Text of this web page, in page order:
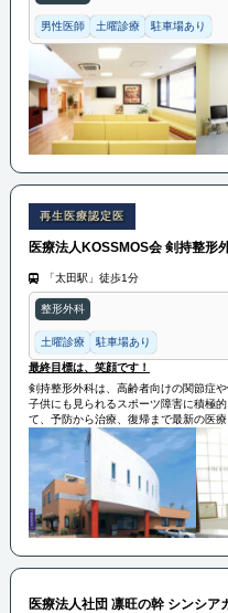
男性医師 土曜診療 駐車場あり
再生医療認定医
医療法人KOSSMOS会 剣持整形
「太田駅」徒歩1分
整形外科
土曜診療 駐車場あり
最終目標は、笑顔です！
剣持整形外科は、高齢者向けの関節症
子供にも見られるスポーツ障害に積極
て、予防から治療、復帰まで最新の医
上をサポートしています。
医療法人社団 凛旺の幹 シンシア